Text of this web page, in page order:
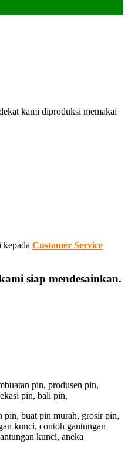
kami diproduksi memakai
kepada Customer Service
siap mendesainkan.
pin, produsen pin,
pin, bali pin,
pin, buat pin murah, grosir pin,
kunci, contoh gantungan
kunci, aneka